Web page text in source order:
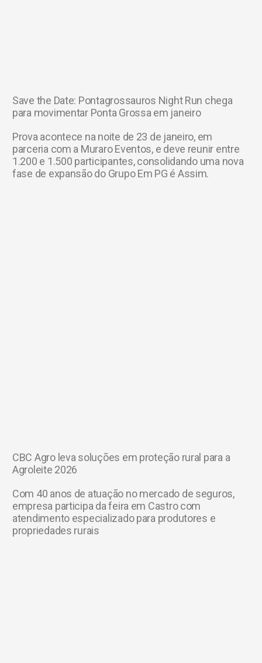
Save the Date: Pontagrossauros Night Run chega
para movimentar Ponta Grossa em janeiro
Prova acontece na noite de 23 de janeiro, em
parceria com a Muraro Eventos, e deve reunir entre
1.200 e 1.500 participantes, consolidando uma nova
fase de expansão do Grupo Em PG é Assim.
CBC Agro leva soluções em proteção rural para a
Agroleite 2026
Com 40 anos de atuação no mercado de seguros,
empresa participa da feira em Castro com
atendimento especializado para produtores e
propriedades rurais